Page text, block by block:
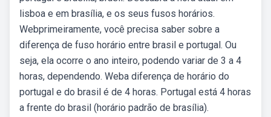
lisboa e em brasília, e os seus fusos horários.
Webprimeiramente, você precisa saber sobre a
diferença de fuso horário entre brasil e portugal. Ou
seja, ela ocorre o ano inteiro, podendo variar de 3 a 4
horas, dependendo. Weba diferença de horário do
portugal e do brasil é de 4 horas. Portugal está 4 horas
a frente do brasil (horário padrão de brasília).